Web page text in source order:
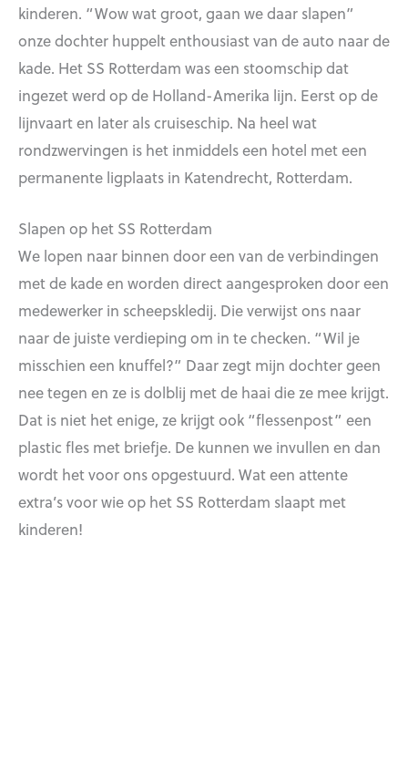
kinderen. “Wow wat groot, gaan we daar slapen”
onze dochter huppelt enthousiast van de auto naar de
kade. Het SS Rotterdam was een stoomschip dat
ingezet werd op de Holland-Amerika lijn. Eerst op de
lijnvaart en later als cruiseschip. Na heel wat
rondzwervingen is het inmiddels een hotel met een
permanente ligplaats in Katendrecht, Rotterdam.
Slapen op het SS Rotterdam
We lopen naar binnen door een van de verbindingen
met de kade en worden direct aangesproken door een
medewerker in scheepskledij. Die verwijst ons naar
naar de juiste verdieping om in te checken. “Wil je
misschien een knuffel?” Daar zegt mijn dochter geen
nee tegen en ze is dolblij met de haai die ze mee krijgt.
Dat is niet het enige, ze krijgt ook “flessenpost” een
plastic fles met briefje. De kunnen we invullen en dan
wordt het voor ons opgestuurd. Wat een attente
extra’s voor wie op het SS Rotterdam slaapt met
kinderen!